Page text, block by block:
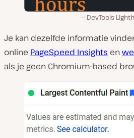
DevTools
Je kan dezelfde informatie
online PageSpeed Insights en
als je geen Chromium-based